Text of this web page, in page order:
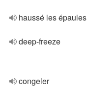
haussé les épaules
deep-freeze
congeler